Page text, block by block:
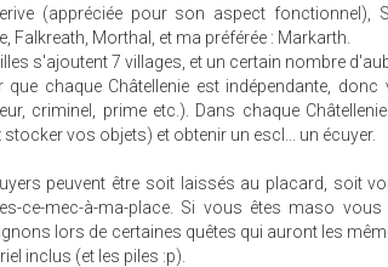
(appréciée pour son aspect fonctionnel),
Falkreath, Morthal, et ma préférée : Markarth.
s'ajoutent 7 villages, et un certain nombre
que chaque Châtellenie est indépendante,
criminel, prime etc.). Dans chaque
stocker vos objets) et obtenir un escl... un écuyer.
peuvent être soit laissés au placard, soit
ce-mec-à-ma-place. Si vous êtes maso
lors de certaines quêtes qui auront les
inclus (et les piles :p).